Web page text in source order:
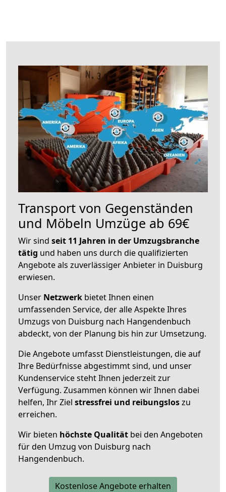
Transport von Gegenständen
und Möbeln Umzüge ab 69€
Wir sind seit 11 Jahren in der Umzugsbranche
tätig und haben uns durch die qualifizierten
Angebote als zuverlässiger Anbieter in Duisburg
erwiesen.
Unser Netzwerk bietet Ihnen einen
umfassenden Service, der alle Aspekte Ihres
Umzugs von Duisburg nach Hangendenbuch
abdeckt, von der Planung bis hin zur Umsetzung.
Die Angebote umfasst Dienstleistungen, die auf
Ihre Bedürfnisse abgestimmt sind, und unser
Kundenservice steht Ihnen jederzeit zur
Verfügung. Zusammen können wir Ihnen dabei
helfen, Ihr Ziel stressfrei und reibungsloszu
erreichen.
Wir bieten höchste Qualität bei den Angeboten
für den Umzug von Duisburg nach
Hangendenbuch.
Kostenlose Angebote erhalten